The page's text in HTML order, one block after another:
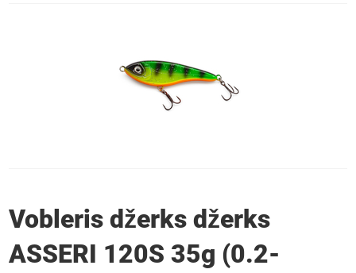
Vobleris džerks džerks
ASSERI 120S 35g (0.2-